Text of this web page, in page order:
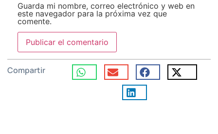
Guarda mi nombre, correo electrónico y web en
este navegador para la próxima vez que
comente.
Compartir